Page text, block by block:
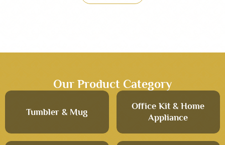
Our Product Category
Tumbler & Mug
Office Kit & Home
Appliance